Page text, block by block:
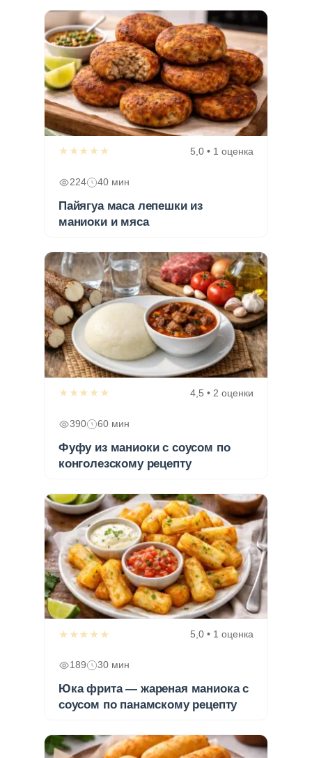
★★★★★ 5,0 • 1 оценка
224 40 мин
Пайягуа маса лепешки из
маниоки и мяса
★★★★★ 4,5 • 2 оценки
390 60 мин
Фуфу из маниоки с соусом по
конголезскому рецепту
★★★★★ 5,0 • 1 оценка
189 30 мин
Юка фрита — жареная маниока с
соусом по панамскому рецепту